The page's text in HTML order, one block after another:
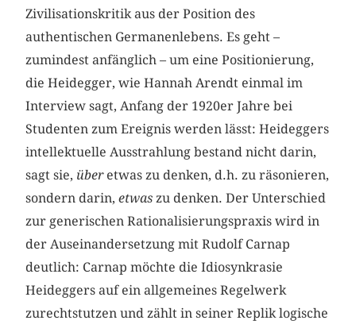
Zivilisationskritik aus der Position des
authentischen Germanenlebens. Es geht –
zumindest anfänglich – um eine Positionierung,
die Heidegger, wie Hannah Arendt einmal im
Interview sagt, Anfang der 1920er Jahre bei
Studenten zum Ereignis werden lässt: Heideggers
intellektuelle Ausstrahlung bestand nicht darin,
sagt sie, überetwas zu denken, d.h. zu räsonieren,
sondern darin,etwas zu denken. Der Unterschied
zur generischen Rationalisierungspraxis wird in
der Auseinandersetzung mit Rudolf Carnap
deutlich: Carnap möchte die Idiosynkrasie
Heideggers auf ein allgemeines Regelwerk
zurechtstutzen und zählt in seiner Replik logische